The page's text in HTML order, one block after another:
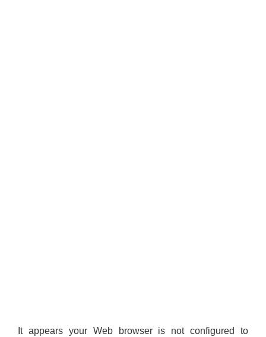
It appears your Web browser is not configured to